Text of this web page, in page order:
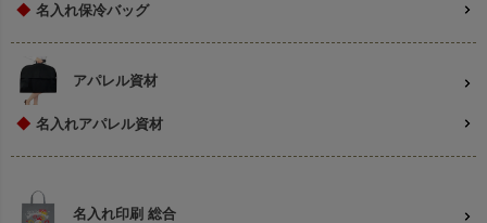
◆ 名入れ保冷バッグ
アパレル資材
◆ 名入れアパレル資材
名入れ印刷 総合